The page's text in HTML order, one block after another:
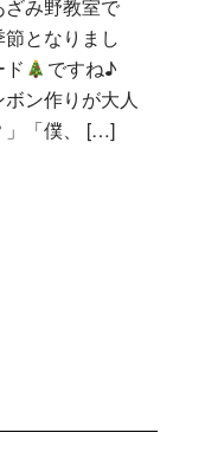
み野教室で
となりまし
ですね♪
ン作りが大人
」「僕、 […]